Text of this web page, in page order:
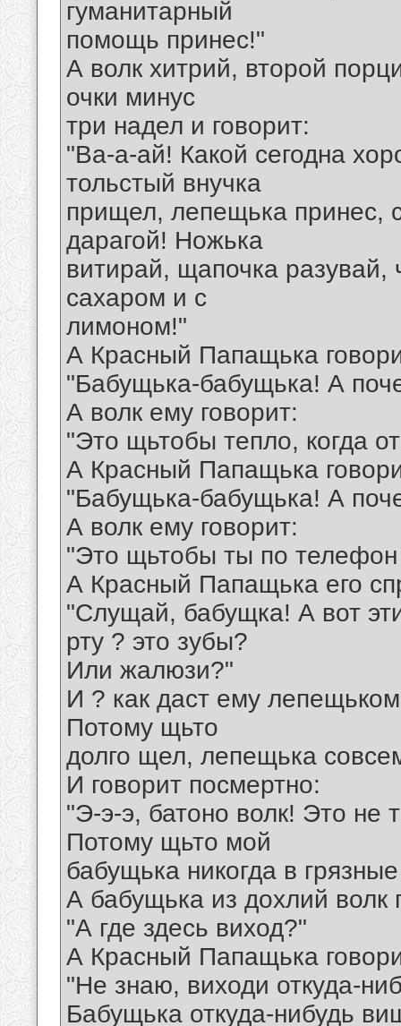
гуманитарный
помощь принес!"
А волк хитрий, второй
очки минус
три надел и говорит:
"Ва-а-ай! Какой сегодна
тольстый внучка
прищел, лепещька принес,
дарагой! Ножька
витирай, щапочка разувай,
сахаром и с
лимоном!"
А Красный Папащька
"Бабущька-бабущька! А
А волк ему говорит:
"Это щьтобы тепло, когда
А Красный Папащька
"Бабущька-бабущька! А
А волк ему говорит:
"Это щьтобы ты по телефон
А Красный Папащька его
"Слущай, бабущка! А вот
рту ? это зубы?
Или жалюзи?"
И ? как даст ему
Потому щьто
долго щел, лепещька
И говорит посмертно:
"Э-э-э, батоно волк! Это не
Потому щьто мой
бабущька никогда в
А бабущька из дохлий волк
"А где здесь виход?"
А Красный Папащька
"Не знаю, виходи откуда-
Бабущька откуда-нибудь